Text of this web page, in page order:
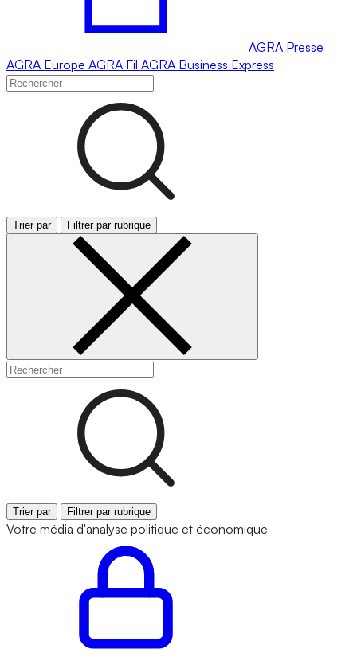
AGRA Presse
AGRA Europe AGRA Fil AGRA Business Express
Trier par Filtrer par rubrique
Trier par Filtrer par rubrique
Votre média d'analyse politique et économique